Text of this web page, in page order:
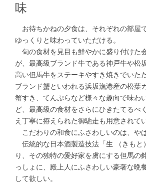
味
お待ちかねの夕食は、それぞれの部屋
ゆっくりと味わっていただける。
旬の食材を見目も鮮やかに盛り付けた
が、最高級ブランド牛である神戸牛や松
高い但馬牛をステーキやすき焼きでいた
ブランド蟹といわれる浜坂漁港産の松葉
蟹すき、てんぷらなど様々な趣向で味わ
ど、最高級の食材をさらにひきたてるべ
え丁寧に拵えられた御馳走も用意されて
こだわりの和食にふさわしいのは、や
伝統的な日本酒製造技法「生 （きもと
り、その独特の愛好家を虜にする但馬の
っしょに、殿上人にふさわしい豪奢な晩
して欲しい。